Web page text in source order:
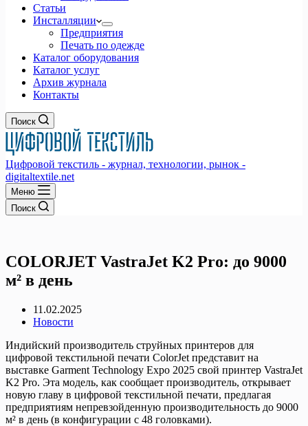
Статьи
Инсталляции
Предприятия
Печать по одежде
Каталог оборудования
Каталог услуг
Архив журнала
Контакты
Поиск
Цифровой текстиль - журнал, технологии, рынок -
digitaltextile.net
Меню
Поиск
COLORJET VastraJet K2 Pro: до 9000
м² в день
11.02.2025
Новости
Индийский производитель струйных принтеров для
цифровой текстильной печати ColorJet представит на
выставке Garment Technology Expo 2025 свой принтер VastraJet
K2 Pro. Эта модель, как сообщает производитель, открывает
новую главу в цифровой текстильной печати, предлагая
предприятиям непревзойденную производительность до 9000
м² в день (в конфигурации с 48 головками).